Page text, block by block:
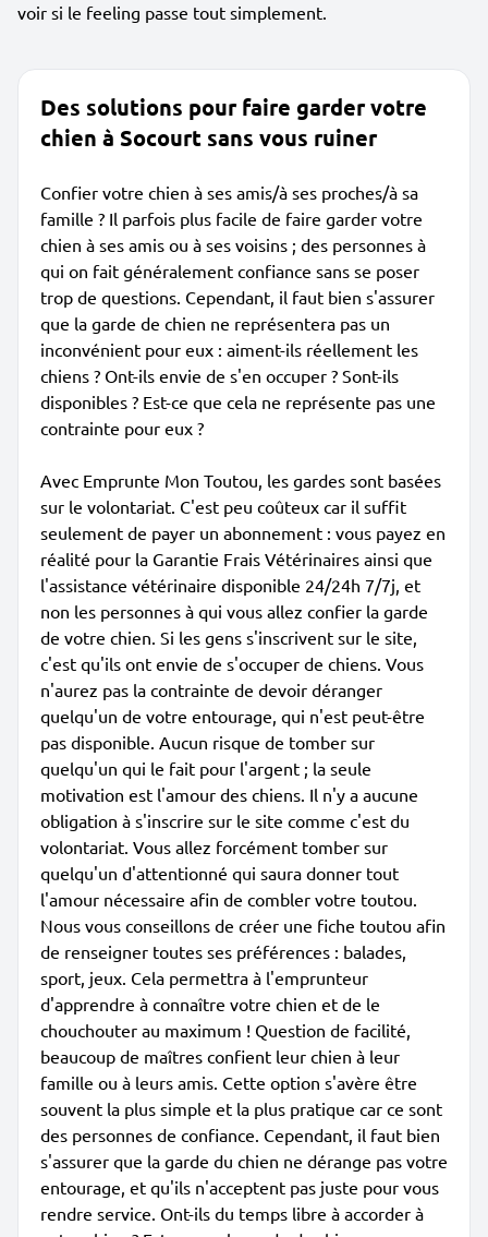
voir si le feeling passe tout simplement.
Des solutions pour faire garder votre
chien à Socourt sans vous ruiner
Confier votre chien à ses amis/à ses proches/à sa
famille ? Il parfois plus facile de faire garder votre
chien à ses amis ou à ses voisins ; des personnes à
qui on fait généralement confiance sans se poser
trop de questions. Cependant, il faut bien s'assurer
que la garde de chien ne représentera pas un
inconvénient pour eux : aiment-ils réellement les
chiens ? Ont-ils envie de s'en occuper ? Sont-ils
disponibles ? Est-ce que cela ne représente pas une
contrainte pour eux ?
Avec Emprunte Mon Toutou, les gardes sont basées
sur le volontariat. C'est peu coûteux car il suffit
seulement de payer un abonnement : vous payez en
réalité pour la Garantie Frais Vétérinaires ainsi que
l'assistance vétérinaire disponible 24/24h 7/7j, et
non les personnes à qui vous allez confier la garde
de votre chien. Si les gens s'inscrivent sur le site,
c'est qu'ils ont envie de s'occuper de chiens. Vous
n'aurez pas la contrainte de devoir déranger
quelqu'un de votre entourage, qui n'est peut-être
pas disponible. Aucun risque de tomber sur
quelqu'un qui le fait pour l'argent ; la seule
motivation est l'amour des chiens. Il n'y a aucune
obligation à s'inscrire sur le site comme c'est du
volontariat. Vous allez forcément tomber sur
quelqu'un d'attentionné qui saura donner tout
l'amour nécessaire afin de combler votre toutou.
Nous vous conseillons de créer une fiche toutou afin
de renseigner toutes ses préférences : balades,
sport, jeux. Cela permettra à l'emprunteur
d'apprendre à connaître votre chien et de le
chouchouter au maximum ! Question de facilité,
beaucoup de maîtres confient leur chien à leur
famille ou à leurs amis. Cette option s'avère être
souvent la plus simple et la plus pratique car ce sont
des personnes de confiance. Cependant, il faut bien
s'assurer que la garde du chien ne dérange pas votre
entourage, et qu'ils n'acceptent pas juste pour vous
rendre service. Ont-ils du temps libre à accorder à